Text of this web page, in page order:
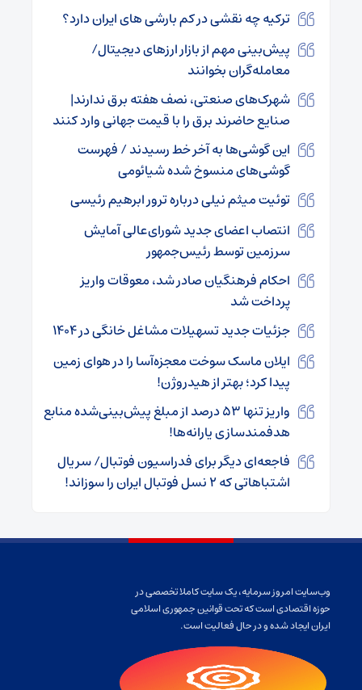
ترکیه چه نقشی در کم بارشی های ایران دارد؟
پیش‌بینی مهم از بازار ارزهای دیجیتال/
معامله‌گران بخوانند
شهرک‌های صنعتی، نصف هفته برق ندارند|
صنایع حاضرند برق را با قیمت جهانی وارد کنند
این گوشی‌ها به آخر خط رسیدند / فهرست
گوشی‌های منسوخ شده شیائومی
توئیت میثم نیلی درباره ترور ابرهیم رئیسی
انتصاب اعضای جدید شورای‌عالی آمایش
سرزمین توسط رئیس‌جمهور
احکام فرهنگیان صادر شد، معوقات واریز
پرداخت شد
جزئیات جدید تسهیلات مشاغل خانگی در ۱۴۰۴
ایلان ماسک سوخت معجزه‌آسا را در هوای زمین
پیدا کرد؛ بهتر از هیدروژن!
واریز تنها ۵۳ درصد از مبلغ پیش‌بینی‌شده منابع
هدفمندسازی یارانه‌ها!
فاجعه‌ای دیگر برای فدراسیون فوتبال/ سریال
اشتباهاتی که ۲ نسل فوتبال ایران را سوزاند!
وب‌سایت امروز سرمایه، یک سایت کاملا تخصصی در
حوزه اقتصادی است که تحت قوانین جمهوری اسلامی
ایران ایجاد شده و در حال فعالیت است.